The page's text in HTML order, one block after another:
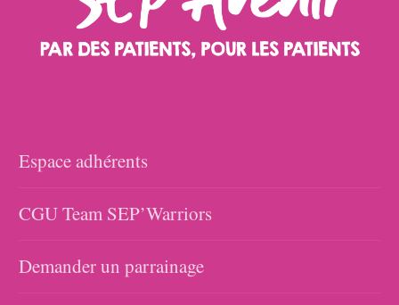
Espace adhérents
CGU Team SEP’Warriors
Demander un parrainage